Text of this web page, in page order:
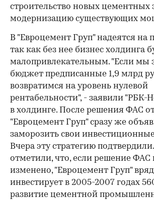
строительство новых цементных
модернизацию существующих
В "Евроцемент Груп" надеятся на
так как без нее бизнес холдинга
малопривлекательным. "Если мы
бюджет предписанные 1,9 млрд
возвратимся на уровень нулевой
рентабельности", - заявили "РБК-
в холдинге. После решения ФАС
"Евроцемент Груп" сразу же
заморозить свои
Вчера эту стратегию
отметили, что, если решение ФАС
изменено, "Евроцемент Груп"
инвестирует в 2005-2007 годах
развитие цементной